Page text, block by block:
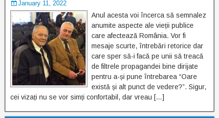
January 11, 2022
Anul acesta voi încerca să semnalez
anumite aspecte ale vieții publice
care afectează România. Vor fi
mesaje scurte, întrebări retorice dar
care sper să-i facă pe unii să treacă
de filtrele propagandei bine dirijate
pentru a-și pune întrebarea “Oare
există și alt punct de vedere?”. Sigur,
cei vizați nu se vor simți confortabil, dar vreau […]